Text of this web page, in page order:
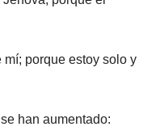
mí; porque estoy solo y
han aumentado: